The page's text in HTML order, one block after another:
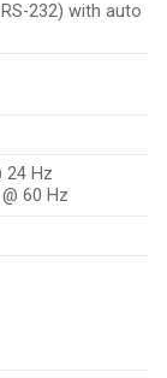
232) with auto
24 Hz
60 Hz